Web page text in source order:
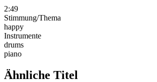
2:49
Stimmung/Thema
happy
Instrumente
drums
piano
Ähnliche Titel